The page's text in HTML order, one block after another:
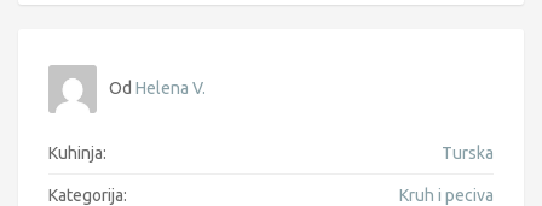
Od Helena V.
Kuhinja: Turska
Kategorija: Kruh i peciva